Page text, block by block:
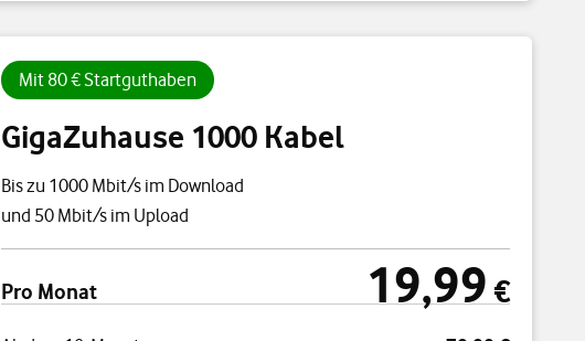
Mit 80 € Startguthaben
GigaZuhause 1000 Kabel
Bis zu 1000 Mbit/s im Download
und 50 Mbit/s im Upload
Preisübersicht
Pro Monat 19,99 €
19,99 €